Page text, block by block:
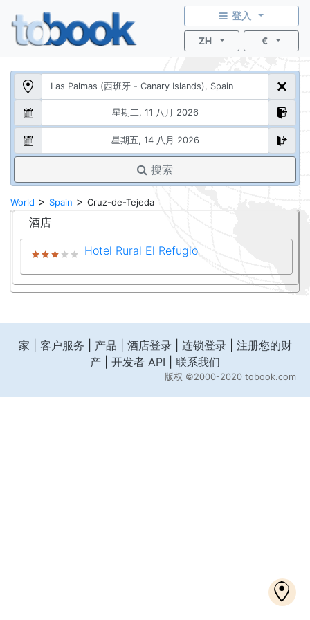
登入
ZH €
搜索
World > Spain > Cruz-de-Tejeda
酒店
Hotel Rural El Refugio
家 客户服务 产品 酒店登录| 连锁登录| 注册您的财
产
开发者 API 联系我们
版权 ©2000-2020 tobook.com